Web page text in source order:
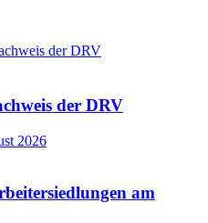
der DRV
2026
am